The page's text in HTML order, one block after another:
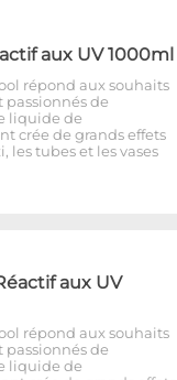
aux UV 1000ml
répond aux souhaits
de
liquide de
crée de grands effets
les tubes et les vases
aux UV
répond aux souhaits
de
liquide de